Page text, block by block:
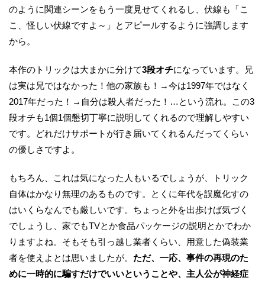
のように関連シーンをもう一度見せてくれるし、伏線も「こ
こ、怪しい伏線ですよ～」とアピールするように強調します
から。
本作のトリックは大まかに分けて3段オチになっています。兄
は実は兄ではなかった！他の家族も！→今は1997年ではなく
2017年だった！→自分は殺人者だった！…という流れ。この3
段オチも1個1個懇切丁寧に説明してくれるので理解しやすい
です。どれだけサポートが行き届いてくれるんだってくらい
の優しさですよ。
もちろん、これは気になった人もいるでしょうが、トリック
自体はかなり無理のあるものです。とくに年代を誤魔化すの
はいくらなんでも厳しいです。ちょっと外を出歩けば気づく
でしょうし、家でもTVとか食品パッケージの説明とかでわか
りますよね。そもそも引っ越し業者くらい、用意した偽装業
者を使えよとは思いましたが。 ただ、一応、事件の再現のた
めに一時的に騙すだけでいいということや、主人公が神経症